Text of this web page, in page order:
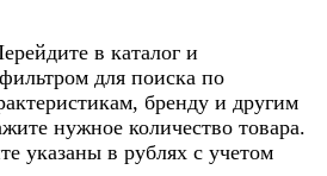
в каталог и
для поиска по
бренду и другим
нужное количество товара.
указаны в рублях с учетом